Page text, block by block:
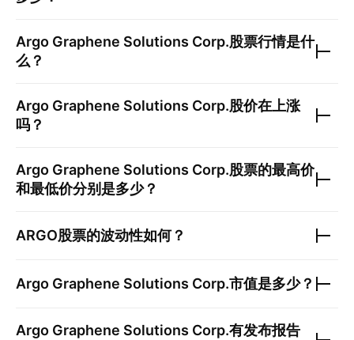
Argo Graphene Solutions Corp.股票行情是什
么？
Argo Graphene Solutions Corp.股价在上涨
吗？
Argo Graphene Solutions Corp.股票的最高价
和最低价分别是多少？
ARGO股票的波动性如何？
Argo Graphene Solutions Corp.市值是多少？
Argo Graphene Solutions Corp.有发布报告